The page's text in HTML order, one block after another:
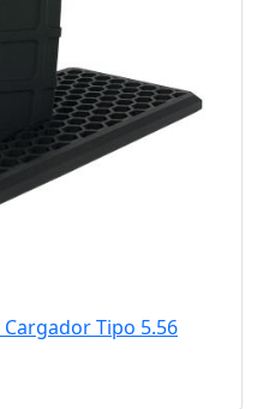
Tipo 5.56